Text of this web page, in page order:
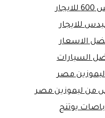
للايجار
الاسعار
السيارات
ليموزين مصر
من ليموزين مصر
يوتنج